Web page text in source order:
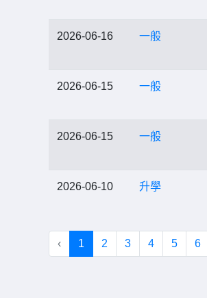
2026-06-16 一般
2026-06-15 一般
2026-06-15 一般
2026-06-10 升學
‹ 1 2 3 4 5 6